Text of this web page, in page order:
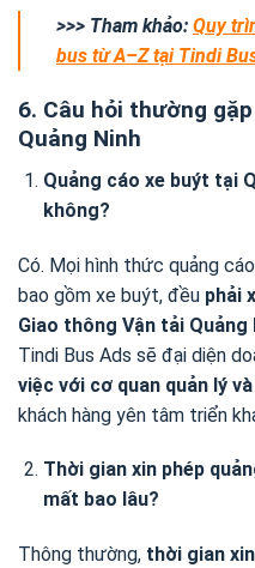
>>> Tham khảo: Quy
bus từ A–Z tại Tindi
6. Câu hỏi thường
Quảng Ninh
Quảng cáo xe buýt tại
không?
Có. Mọi hình thức quảng
bao gồm xe buýt, đều phải
Giao thông Vận tải Quảng
Tindi Bus Ads sẽ đại diện
việc với cơ quan quản lý
khách hàng yên tâm triển
Thời gian xin phép
mất bao lâu?
Thông thường, thời gian